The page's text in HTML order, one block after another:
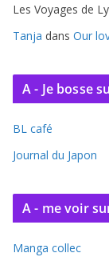
Les Voyages de Ly
Tanja dans Our
A - Je bosse
BL café
Journal du Japon
A - me voir
Manga collec